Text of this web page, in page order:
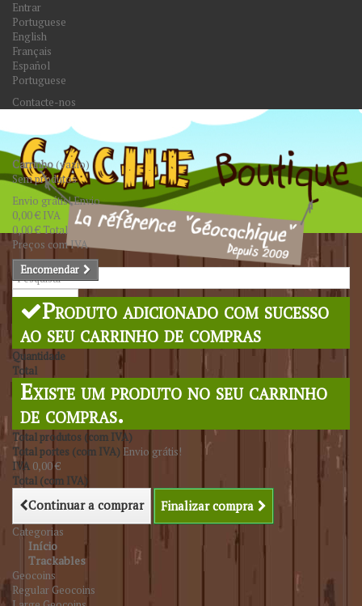
Entrar
Portuguese
English
Français
Español
Portuguese
Contacte-nos
Pesquisar
Carrinho(vazio)
Sem produtos
Envio grátis!Envio
0,00 € IVA
0,00 €Total
Preços com IVA
Encomendar
Produto adicionado com sucesso
ao seu carrinho de compras
Quantidade
Total
Existe um produto no seu carrinho
de compras.
Total produtos (com IVA)
Total portes (com IVA) Envio grátis!
IVA 0,00 €
Total (com IVA)
Continuar a comprar Finalizar compra
Categorias
Início
Trackables
Geocoins
Regular Geocoins